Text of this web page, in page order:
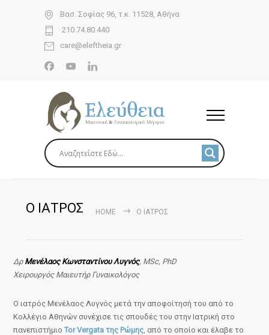
Βασ. Σοφίας 96, τ.κ. 11528, Αθήνα
210.74.80.440
care@eleftheia.gr
Ο ΙΑΤΡΟΣ HOME Ο ΙΑΤΡΟΣ
Δρ Μενέλαος Κωνσταντίνου Λυγνός, MSc, PhD
Χειρουργός Μαιευτήρ Γυναικολόγος
Ο ιατρός Μενέλαος Λυγνός μετά την αποφοίτησή του από το
Κολλέγιο Αθηνών συνέχισε τις σπουδές του στην Ιατρική στο
πανεπιστήμιοTor Vergata της Ρώμης, από το οποίο και έλαβε το